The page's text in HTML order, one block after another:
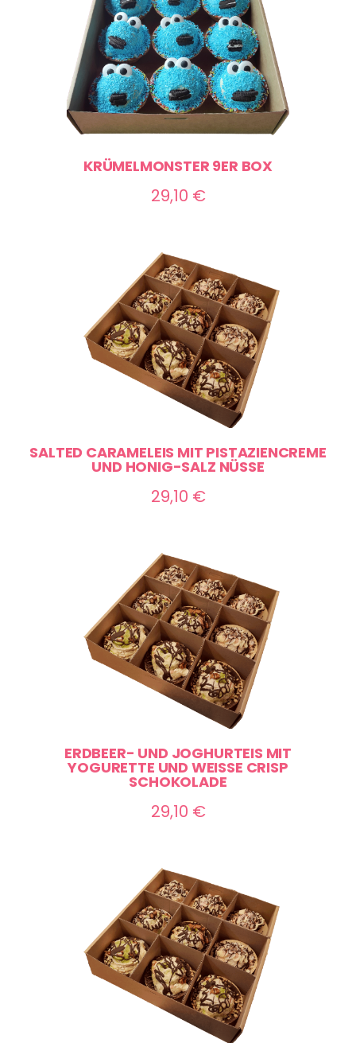
KRÜMELMONSTER 9ER BOX
29,10 €
SALTED CARAMELEIS MIT PISTAZIENCREME
UND HONIG-SALZ NÜSSE
29,10 €
ERDBEER- UND JOGHURTEIS MIT
YOGURETTE UND WEISSE CRISP S
CHOKOLADE
29,10 €